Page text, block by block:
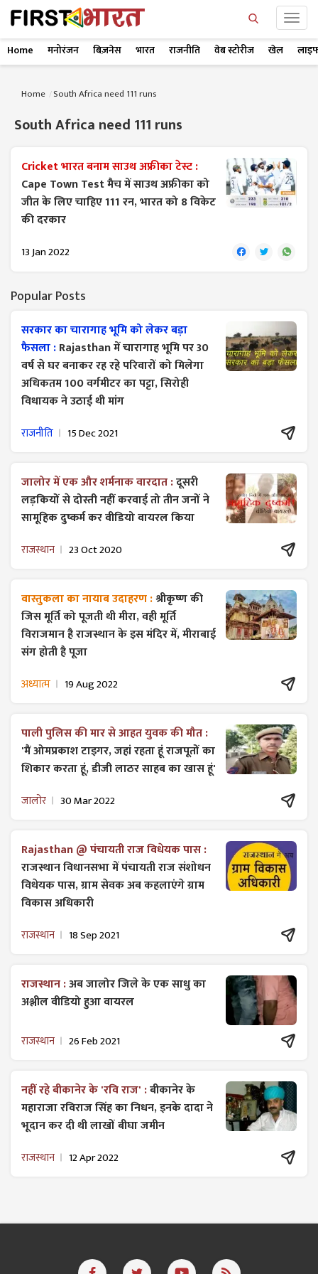
Home मनोरंजन बिज़नेस भारत राजनीति वेब स्टोरीज खेल
Home South Africa need 111 runs
South Africa need 111 runs
Cricket भारत बनाम साउथ अफ्रीका टेस्ट :
Cape Town Test मैच में साउथ अफ्रीका को
जीत के लिए चाहिए 111 रन, भारत को 8 विकेट
की दरकार
13 Jan 2022
Popular Posts
सरकार का चारागाह भूमि को लेकर बड़ा
फैसला :Rajasthan में चारागाह भूमि पर 30
वर्ष से घर बनाकर रह रहे परिवारों को मिलेगा
अधिकतम 100 वर्गमीटर का पट्टा, सिरोही
विधायक ने उठाई थी मांग
राजनीति 15 Dec 2021
जालोर में एक और शर्मनाक वारदात :दूसरी
लड़कियों से दोस्ती नहीं करवाई तो तीन जनों ने
सामूहिक दुष्कर्म कर वीडियो वायरल किया
राजस्थान 23 Oct 2020
वास्तुकला का नायाब उदाहरण :श्रीकृष्ण की
जिस मूर्ति को पूजती थी मीरा, वही मूर्ति
विराजमान है राजस्थान के इस मंदिर में, मीराबाई
संग होती है पूजा
अध्यात्म 19 Aug 2022
पाली पुलिस की मार से आहत युवक की मौत :
'मैं ओमप्रकाश टाइगर, जहां रहता हूं राजपूतों का
शिकार करता हूं, डीजी लाठर साहब का खास हूं'
जालोर 30 Mar 2022
Rajasthan @ पंचायती राज विधेयक पास :
राजस्थान विधानसभा में पंचायती राज ​संशोधन
विधेयक पास, ग्राम सेवक अब कहलाएंगे ग्राम
विकास अधिकारी
राजस्थान 18 Sep 2021
राजस्थान :अब जालोर जिले के एक साधु का
अश्लील वीडियो हुआ वायरल
राजस्थान 26 Feb 2021
नहीं रहे बीकानेर के 'रवि राज' :बीकानेर के
महाराजा रविराज सिंह का निधन, इनके दादा ने
भूदान कर दी थी लाखों बीघा जमीन
राजस्थान 12 Apr 2022